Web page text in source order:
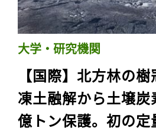
大学・研究機関
【国際】北方林の
凍土融解から土壌炭
億トン保護。初の定